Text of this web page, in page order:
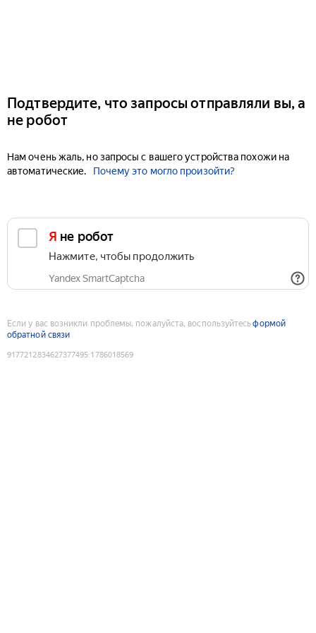
Подтвердите, что запросы отправляли вы, а
не робот
Нам очень жаль, но запросы с вашего устройства похожи на
автоматические.
Почему это могло произойти?
Я не робот
Нажмите, чтобы продолжить
Yandex SmartCaptcha
Если у вас возникли проблемы, пожалуйста, воспользуйтесьформой
обратной связи
9177212834627377495:1786018569